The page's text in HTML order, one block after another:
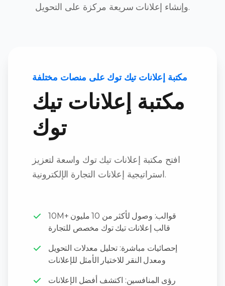
وإنشاء إعلانات سريعة مركزة على التحويل.
مكتبة إعلانات تيك توك على منصات مختلفة
مكتبة إعلانات تيك
توك
افتح مكتبة إعلانات تيك توك واسعة لتعزيز
استراتيجية إعلانات التجارة الإلكترونية.
10M+ قوالب: وصول لأكثر من 10 مليون
قالب إعلانات تيك توك مخصص للتجارة
إحصائيات مباشرة: تحليل معدلات التحويل
ومعدل النقر للاختيار الأمثل للإعلانات
رؤى المنافسين: اكتشف أفضل الإعلانات